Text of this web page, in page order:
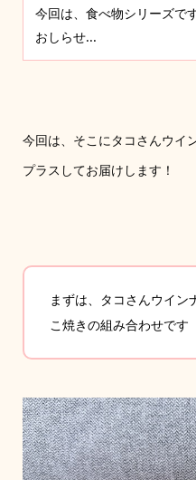
今回は、食べ物シリーズで
おしらせ...
今回は、そこにタコさんウイ
プラスしてお届けします！
まずは、タコさんウイン
こ焼きの組み合わせです